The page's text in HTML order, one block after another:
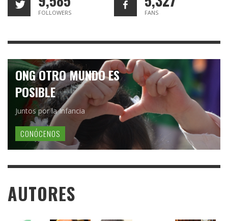
FOLLOWERS FANS
ONG OTRO MUNDO ES
POSIBLE
Juntos por la Infancia
CONÓCENOS
AUTORES